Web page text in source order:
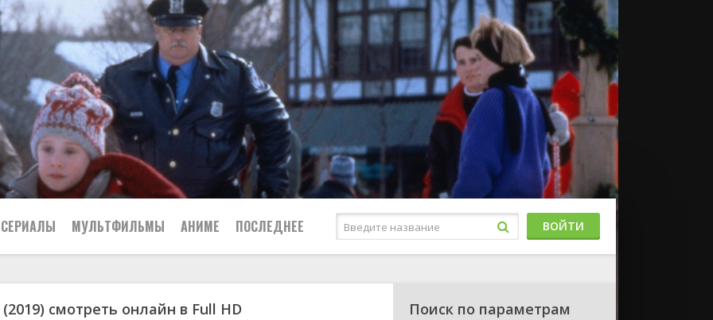
Боевики
СЕРИАЛЫ МУЛЬТФИЛЬМЫ АНИМЕ ПОСЛЕДНЕЕ ВОЙТИ
(2019) смотреть онлайн в Full HD Поиск по параметрам